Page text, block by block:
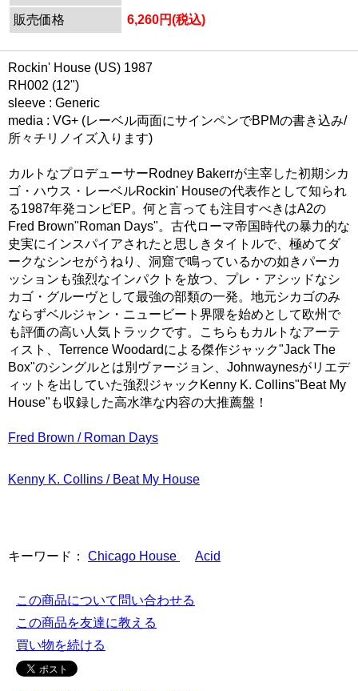
販売価格
6,260円(税込)
Rockin' House (US) 1987
RH002 (12")
sleeve : Generic
media : VG+ (レーベル両面にサインペンでBPMの書き込み/
所々チリノイズ入ります)
カルトなプロデューサーRodney Bakerrが主宰した初期シカ
ゴ・ハウス・レーベルRockin' Houseの代表作として知られ
る1987年発コンピEP。何と言っても注目すべきはA2の
Fred Brown"Roman Days"。古代ローマ帝国時代の暴力的な
史実にインスパイアされたと思しきタイトルで、極めてダ
ークなシンセがうねり、洞窟で鳴っているかの如きパーカ
ッションも強烈なインパクトを放つ、プレ・アシッドなシ
カゴ・グルーヴとして最強の部類の一発。地元シカゴのみ
ならずベルジャン・ニュービート界隈を始めとして欧州で
も評価の高い人気トラックです。こちらもカルトなアーテ
ィスト、Terrence Woodardによる傑作ジャック"Jack The
Box"のシングルとは別ヴァージョン、Johnwaynesがリエデ
ィットを出していた強烈ジャックKenny K. Collins"Beat My
House"も収録した高水準な内容の大推薦盤！
Fred Brown / Roman Days
Kenny K. Collins / Beat My House
キーワード： Chicago House Acid
この商品について問い合わせる
この商品を友達に教える
買い物を続ける